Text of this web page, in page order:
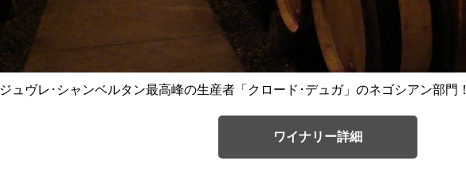
ジュヴレ･シャンベルタン最高峰の生産者「クロード･デュガ」のネゴシアン部門！
ワイナリー詳細